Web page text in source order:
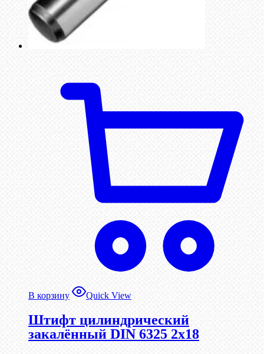
В корзину Quick View
Штифт цилиндрический
закалённый DIN 6325 2х18